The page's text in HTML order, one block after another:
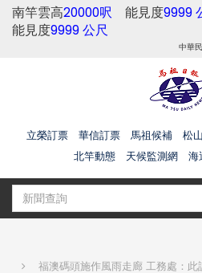
南竿雲高20000呎 能見度9999
能見度9999 公尺
中華
立榮訂票 華信訂票 馬祖候補 松
北竿動態
天候監測網 海
福澳碼頭施作風雨走廊 工務處：